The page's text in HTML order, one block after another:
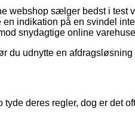
webshop sælger bedst i test
indikation på en svindel
snydagtige online
du udnytte en
deres regler, dog er det